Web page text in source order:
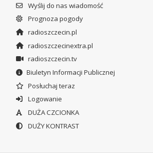
Wyślij do nas wiadomość
Prognoza pogody
radioszczecin.pl
radioszczecinextra.pl
radioszczecin.tv
Biuletyn Informacji Publicznej
Posłuchaj teraz
Logowanie
DUŻA CZCIONKA
DUŻY KONTRAST